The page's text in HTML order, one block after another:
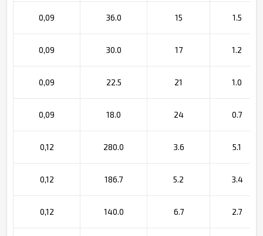
0,09 36.0 15 1.5
0,09 30.0 17 1.2
0,09 22.5 21 1.0
0,09 18.0 24 0.7
0,12 280.0 3.6 5.1
0,12 186.7 5.2 3.4
0,12 140.0 6.7 2.7